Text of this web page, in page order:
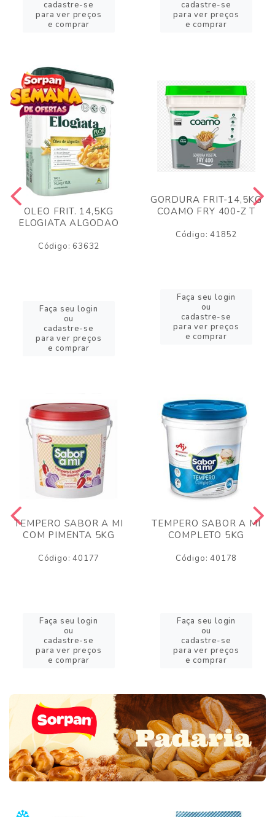
cadastre-se
para ver preços
e comprar
cadastre-se
para ver preços
e comprar
OLEO FRIT. 14,5KG
ELOGIATA ALGODAO
Código: 63632
Faça seu login
ou
cadastre-se
para ver preços
e comprar
GORDURA FRIT-14,5KG
COAMO FRY 400-Z T
Código: 41852
Faça seu login
ou
cadastre-se
para ver preços
e comprar
TEMPERO SABOR A MI
COM PIMENTA 5KG
Código: 40177
Faça seu login
ou
cadastre-se
para ver preços
e comprar
TEMPERO SABOR A MI
COMPLETO 5KG
Código: 40178
Faça seu login
ou
cadastre-se
para ver preços
e comprar